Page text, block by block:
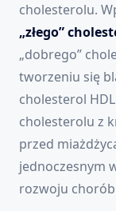
cholesterolu.
„złego”
„dobrego”
tworzeniu się
cholesterol
cholesterolu z
przed
jednoczesnym
rozwoju